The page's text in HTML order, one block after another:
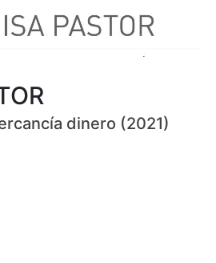
dinero (2021)